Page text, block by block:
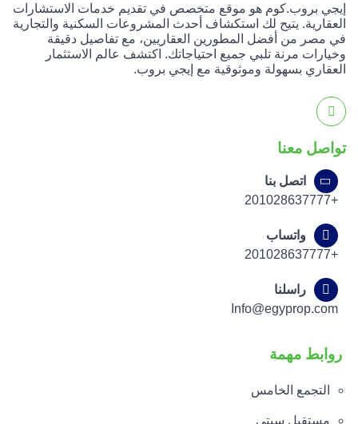
إيجي بروب.كوم هو موقع متخصص في تقديم خدمات الاستشارات
العقارية. يتيح لك استكشاف أحدث المشروعات السكنية والتجارية
في مصر من أفضل المطورين العقاريين، مع تفاصيل دقيقة
وخيارات مرنة تلبي جميع احتياجاتك. اكتشف عالم الاستثمار
العقاري بسهولة وموثوقية مع إيجي بروب.
تواصل معنا
اتصل بنا
+201028637777
واتساب
+201028637777
راسلنا
Info@egyprop.com
روابط مهمة
التجمع الخامس
مستقبل سيتي